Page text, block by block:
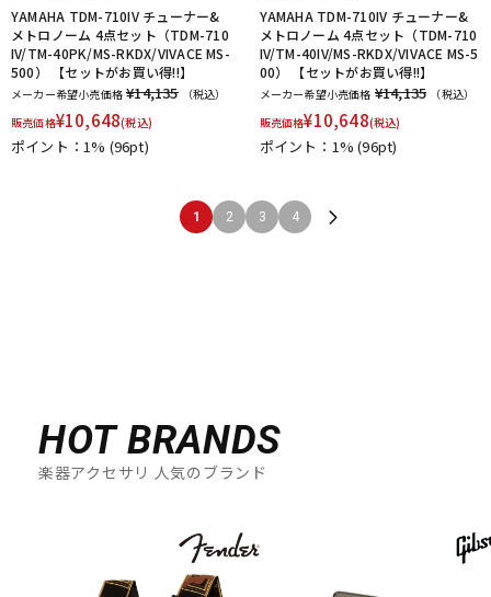
YAMAHA TDM-710IV チューナー&
メトロノーム 4点セット（TDM-710
IV/TM-40PK/MS-RKDX/VIVACE MS-
500） 【セットがお買い得!!】
メーカー希望小売価格 ¥14,135
（税込）
販売価格¥10,648(税込)
ポイント：1% (96pt)
YAMAHA TDM-710IV チューナー&
メトロノーム 4点セット（TDM-710
IV/TM-40IV/MS-RKDX/VIVACE MS-5
00） 【セットがお買い得!!】
メーカー希望小売価格 ¥14,135
（税込）
販売価格¥10,648(税込)
ポイント：1%(96pt)
1 2 3 4
HOT BRANDS
楽器アクセサリ 人気のブランド